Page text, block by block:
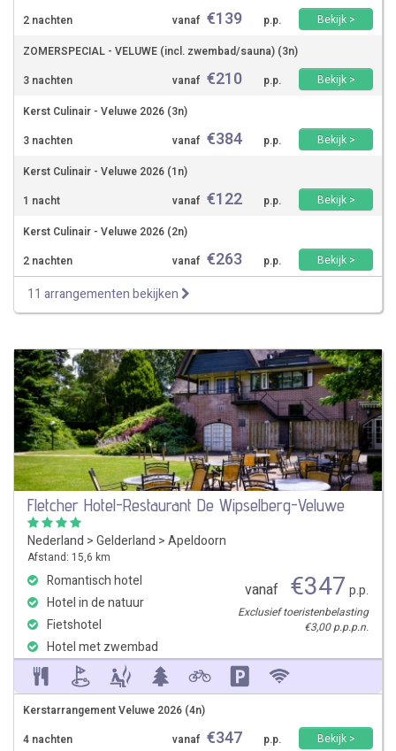
2 nachten
vanaf €139 p.p.
Bekijk >
ZOMERSPECIAL - VELUWE (incl. zwembad/sauna) (3n)
3 nachten
vanaf €210 p.p.
Bekijk >
Kerst Culinair - Veluwe 2026 (3n)
3 nachten
vanaf €384 p.p.
Bekijk >
Kerst Culinair - Veluwe 2026 (1n)
1 nacht
vanaf €122 p.p.
Bekijk >
Kerst Culinair - Veluwe 2026 (2n)
2 nachten
vanaf €263 p.p. Bekijk >
11 arrangementen bekijken
Fletcher Hotel-Restaurant De Wipselberg-Veluwe
Nederland >Gelderland >Apeldoorn
Afstand: 15,6 km
Romantisch hotel
Hotel in de natuur
Fietshotel
Hotel met zwembad
vanaf €347 p.p.
Exclusief toeristenbelasting
€3,00 p.p.p.n.
Kerstarrangement Veluwe 2026 (4n)
4 nachten
vanaf €347 p.p. Bekijk >